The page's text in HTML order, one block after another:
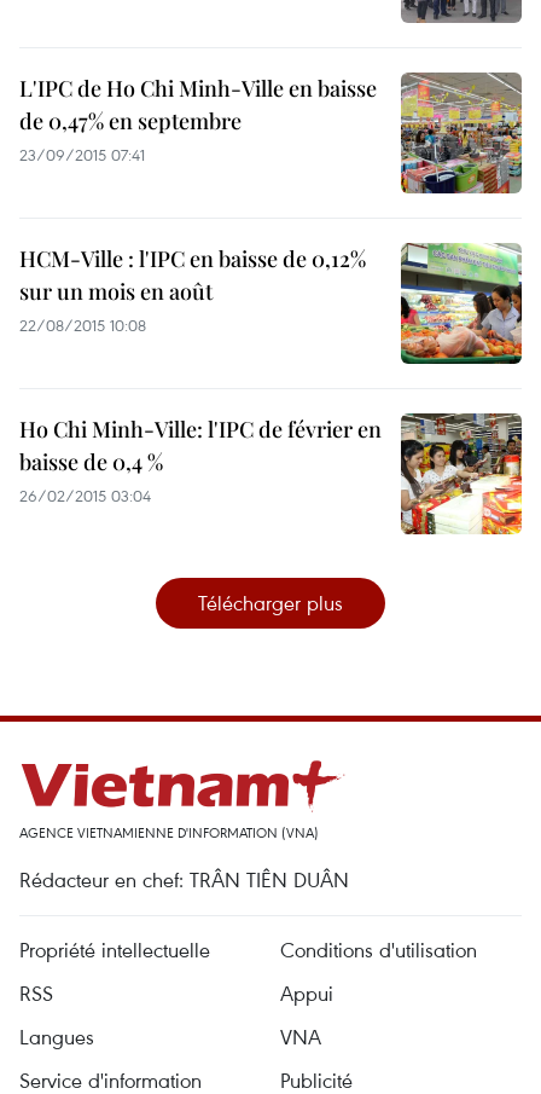
L'IPC de Ho Chi Minh-Ville en baisse
de 0,47% en septembre
23/09/2015 07:41
HCM-Ville : l'IPC en baisse de 0,12%
sur un mois en août
22/08/2015 10:08
Ho Chi Minh-Ville: l'IPC de février en
baisse de 0,4 %
26/02/2015 03:04
Télécharger plus
AGENCE VIETNAMIENNE D'INFORMATION (VNA)
Rédacteur en chef: TRÂN TIÊN DUÂN
Propriété intellectuelle
Conditions d'utilisation
RSS
Appui
Langues
VNA
Service d'information
Publicité